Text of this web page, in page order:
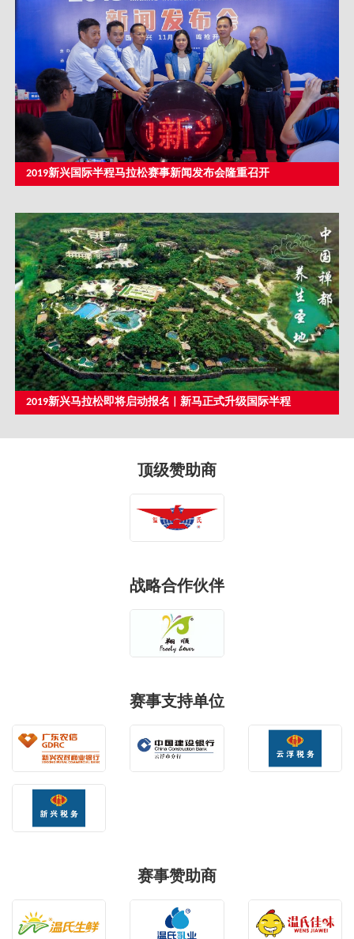
2019新兴国际半程马拉松赛事新闻发布会隆重召开
2019新兴马拉松即将启动报名 | 新马正式升级国际半程
顶级赞助商
战略合作伙伴
赛事支持单位
赛事赞助商